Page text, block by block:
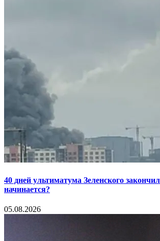
40 дней ультиматума Зеленского
начинается?
05.08.2026